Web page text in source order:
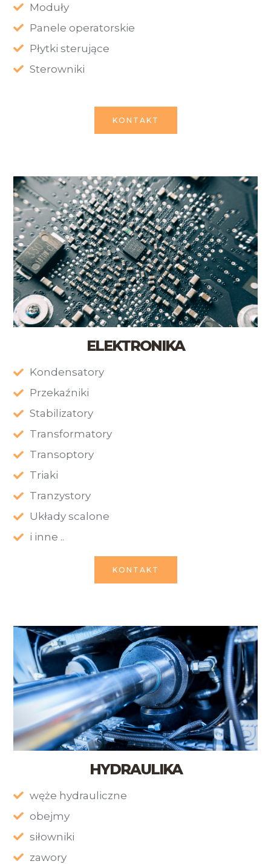
Moduły
Panele operatorskie
Płytki sterujące
Sterowniki
KONTAKT
ELEKTRONIKA
Kondensatory
Przekaźniki
Stabilizatory
Transformatory
Transoptory
Triaki
Tranzystory
Układy scalone
i inne ..
KONTAKT
HYDRAULIKA
węże hydrauliczne
obejmy
siłowniki
zawory